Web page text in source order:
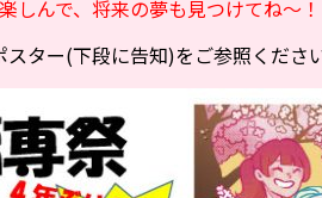
しんで、将来の夢も見つけてね～
ター(下段に告知)をご参照くださ